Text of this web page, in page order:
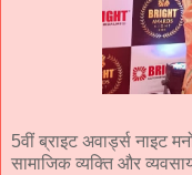
5वीं ब्राइट अवार्ड्स नाइट
सामाजिक व्यक्ति और